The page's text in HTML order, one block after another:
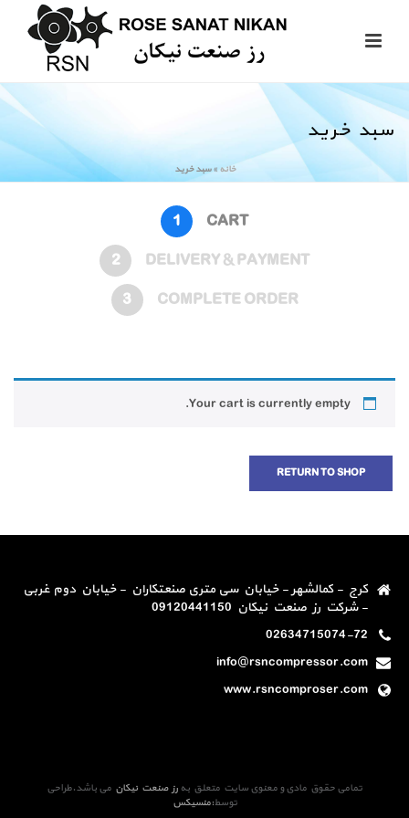
سبد خرید
خانه »سبد خرید
1
CART
2
DELIVERY & PAYMENT
3
COMPLETE ORDER
Your cart is currently empty.
RETURN TO SHOP
کرج - کمالشهر - خیابان سی متری صنعتکاران - خیابان دوم غربی
- شرکت رز صنعت نیکان 09120441150
02634715074-72
info@rsncompressor.com
www.rsncomproser.com
تمامی حقوق مادی و معنوی سایت متعلق به رز صنعت نیکان می باشد.طراحی
توسط:منسیکس